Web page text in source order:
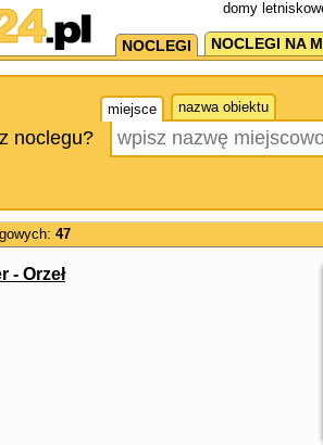
domy
NOCLEGI NOCLEGI NA
miejsce nazwa obiektu
noclegu?
47
- Orzeł